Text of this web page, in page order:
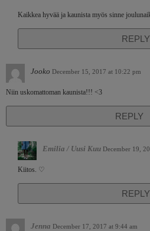
Kaikkea hyvää ja kaunista myös sinne
REPLY
Jooko December 15, 2017 at 10:22 pm
Niin uskomattoman kaunista!!! <3
REPLY
Emilia / Uusi Kuu December 19,
Kiitos. ♡
REPLY
Jenna December 17, 2017 at 9:44 am